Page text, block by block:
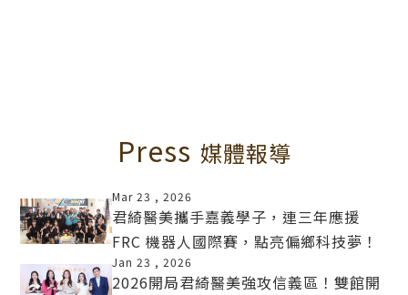
Press 媒體報導
Mar 23 , 2026
君綺醫美攜手嘉義學子，連三年應援
FRC 機器人國際賽，點亮偏鄉科技夢！
MORE
Jan 23 , 2026
2026開局君綺醫美強攻信義區！雙館開